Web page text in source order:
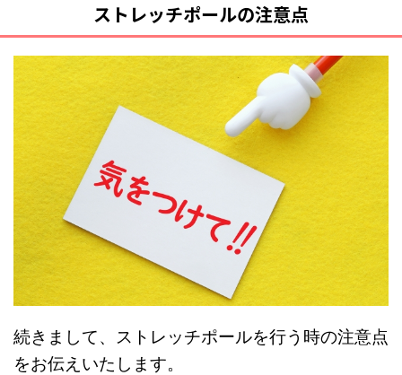
ストレッチポールの注意点
続きまして、ストレッチポールを行う時の注意点
をお伝えいたします。